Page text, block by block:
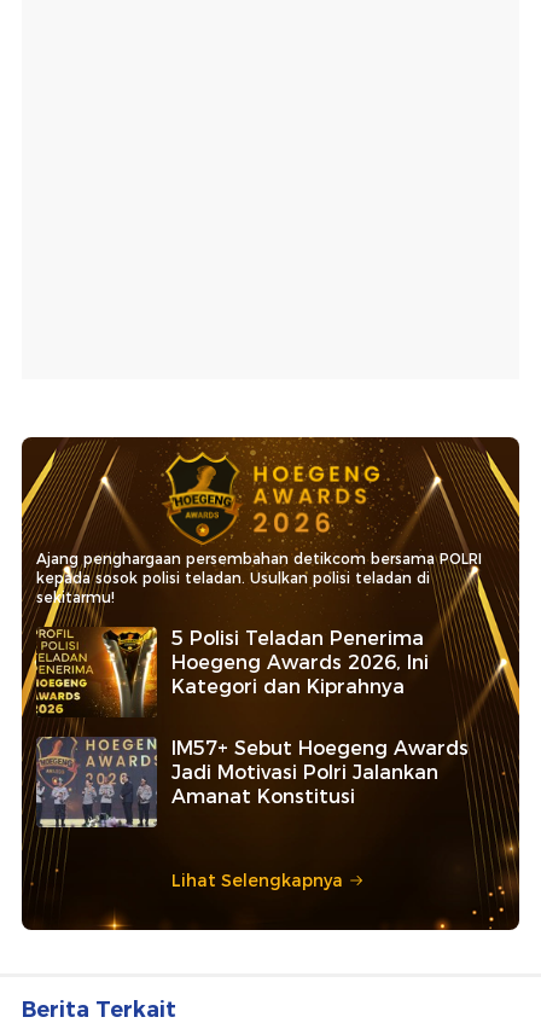
Ajang penghargaan persembahan detikcom bersama POLRI
kepada sosok polisi teladan. Usulkan polisi teladan di
sekitarmu!
5 Polisi Teladan Penerima
Hoegeng Awards 2026, Ini
Kategori dan Kiprahnya
IM57+ Sebut Hoegeng Awards
Jadi Motivasi Polri Jalankan
Amanat Konstitusi
Lihat Selengkapnya
Berita Terkait